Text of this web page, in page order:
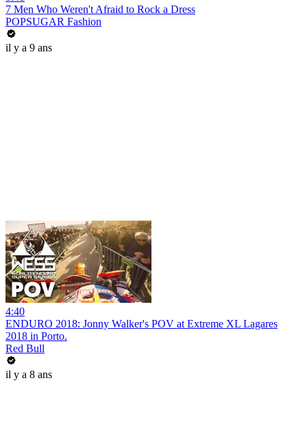
7 Men Who Weren't Afraid to Rock a Dress
POPSUGAR Fashion
il y a 9 ans
4:40
ENDURO 2018: Jonny Walker's POV at Extreme XL Lagares
2018 in Porto.
Red Bull
il y a 8 ans